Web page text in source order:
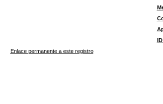
Enlace permanente a este registro